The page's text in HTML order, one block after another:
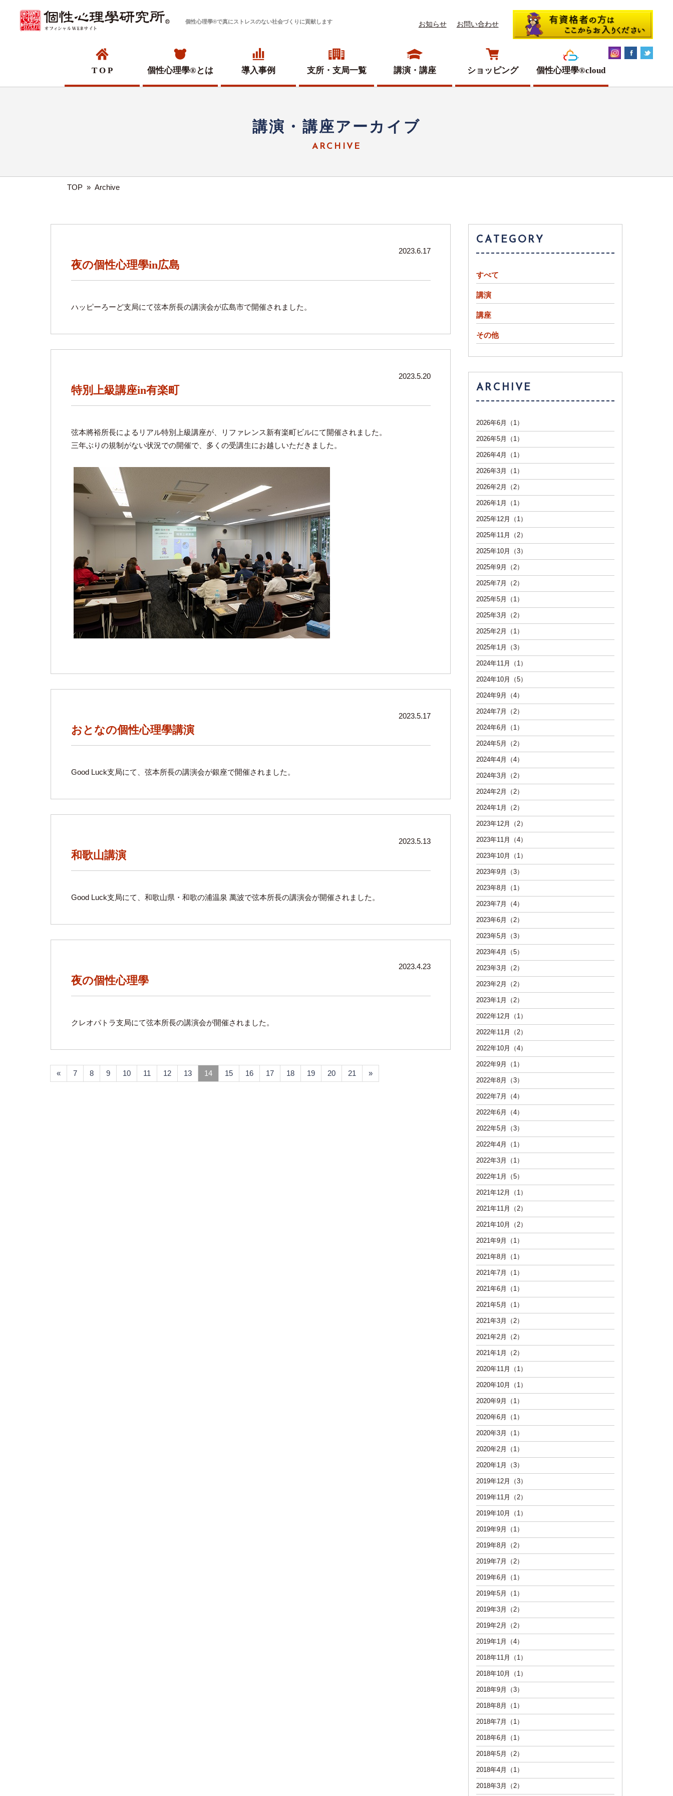
個性心理學®で真にストレスのない社会づくりに貢献します お知らせ お問い合わせ
T O P 個性心理學®とは 導入事例 支所・ 支局一覧 講演・講座 ショッピング 個性心理學®cloud
講演・講座アーカイブ
ARCHIVE
TOP » Archive
2023.6.17
夜の個性心理學in広島
ハッピーろーど支局にて弦本所長の講演会が広島市で開催されました。
2023.5.20
特別上級講座in有楽町
弦本將裕所長によるリアル特別上級講座が、リファレンス新有楽町ビルにて開催されました。
三年ぶりの規制がない状況での開催で、多くの受講生にお越しいただきました。
2023.5.17
おとなの個性心理學講演
Good Luck支局にて、弦本所長の講演会が銀座で開催されました。
2023.5.13
和歌山講演
Good Luck支局にて、和歌山県・和歌の浦温泉 萬波で弦本所長の講演会が開催されました。
2023.4.23
夜の個性心理學
クレオパトラ支局にて弦本所長の講演会が開催されました。
« 7 8 9 10 11 12 13 14 15 16 17 18 19 20 21 »
CATEGORY
すべて
講演
講座
その他
ARCHIVE
2026年6月（1）
2026年5月（1）
2026年4月（1）
2026年3月（1）
2026年2月（2）
2026年1月（1）
2025年12月（1）
2025年11月（2）
2025年10月（3）
2025年9月（2）
2025年7月（2）
2025年5月（1）
2025年3月（2）
2025年2月（1）
2025年1月（3）
2024年11月（1）
2024年10月（5）
2024年9月（4）
2024年7月（2）
2024年6月（1）
2024年5月（2）
2024年4月（4）
2024年3月（2）
2024年2月（2）
2024年1月（2）
2023年12月（2）
2023年11月（4）
2023年10月（1）
2023年9月（3）
2023年8月（1）
2023年7月（4）
2023年6月（2）
2023年5月（3）
2023年4月（5）
2023年3月（2）
2023年2月（2）
2023年1月（2）
2022年12月（1）
2022年11月（2）
2022年10月（4）
2022年9月（1）
2022年8月（3）
2022年7月（4）
2022年6月（4）
2022年5月（3）
2022年4月（1）
2022年3月（1）
2022年1月（5）
2021年12月（1）
2021年11月（2）
2021年10月（2）
2021年9月（1）
2021年8月（1）
2021年7月（1）
2021年6月（1）
2021年5月（1）
2021年3月（2）
2021年2月（2）
2021年1月（2）
2020年11月（1）
2020年10月（1）
2020年9月（1）
2020年6月（1）
2020年3月（1）
2020年2月（1）
2020年1月（3）
2019年12月（3）
2019年11月（2）
2019年10月（1）
2019年9月（1）
2019年8月（2）
2019年7月（2）
2019年6月（1）
2019年5月（1）
2019年3月（2）
2019年2月（2）
2019年1月（4）
2018年11月（1）
2018年10月（1）
2018年9月（3）
2018年8月（1）
2018年7月（1）
2018年6月（1）
2018年5月（2）
2018年4月（1）
2018年3月（2）